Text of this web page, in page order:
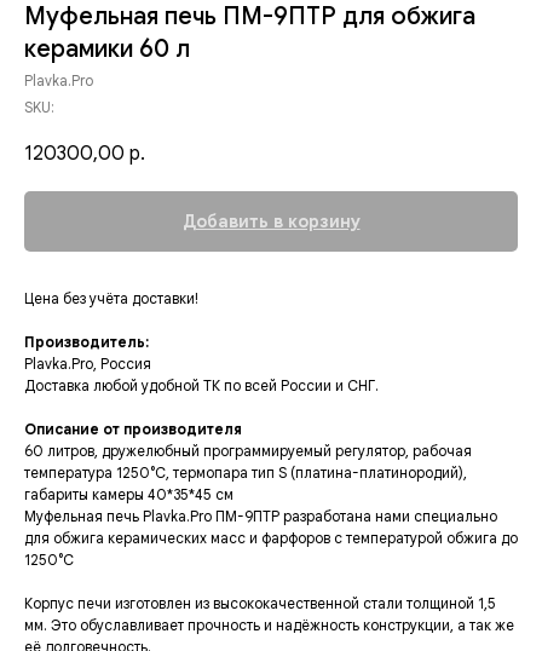
Муфельная печь ПМ-9ПТР для обжига
керамики 60 л
Plavka.Pro
SKU:
120300,00 р.
Добавить в корзину
Цена без учёта доставки!
Производитель:
Plavka.Pro, Россия
Доставка любой удобной ТК по всей России и СНГ.
Описание от производителя
60 литров, дружелюбный программируемый регулятор, рабочая
температура 1250°С, термопара тип S (платина-платинородий),
габариты камеры 40*35*45 см
Муфельная печь Plavka.Pro ПМ-9ПТР разработана нами специально
для обжига керамических масс и фарфоров с температурой обжига до
1250°С
Корпус печи изготовлен из высококачественной стали толщиной 1,5
мм. Это обуславливает прочность и надёжность конструкции, а так же
её долговечность.